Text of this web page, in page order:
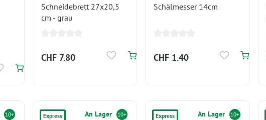
Schneidebrett 27x20,5
cm - grau
CHF 7.80
Schälmesser 14cm
CHF 1.40
10+ Express An Lager 10+ Express An Lager 10+